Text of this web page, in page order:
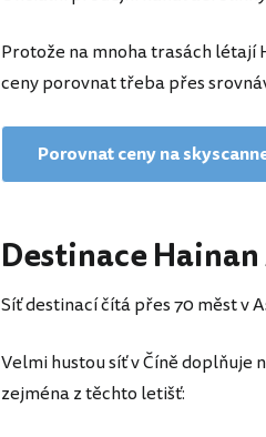
Protože na mnoha trasách
ceny porovnat třeba přes
Porovnat ceny na
Destinace
Síť destinací čítá přes 70 měst v
Velmi hustou síť v Číně
zejména z těchto letišť: